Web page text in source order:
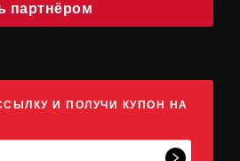
партнёром
И ПОЛУЧИ КУПОН НА